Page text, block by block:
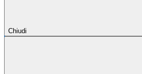
Chiudi